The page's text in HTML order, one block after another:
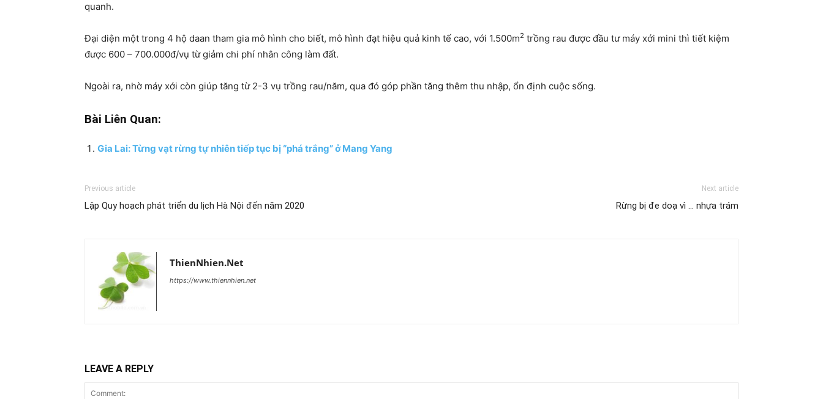
quanh.
Đại diện một trong 4 hộ daan tham gia mô hình cho biết, mô hình đạt hiệu quả kinh tế cao, với 1.500m2 trồng rau được đầu tư máy xới mini thì tiết kiệm
được 600 – 700.000đ/vụ từ giảm chi phí nhân công làm đất.
Ngoài ra, nhờ máy xới còn giúp tăng từ 2-3 vụ trồng rau/năm, qua đó góp phần tăng thêm thu nhập, ổn định cuộc sống.
Bài Liên Quan:
Gia Lai: Từng vạt rừng tự nhiên tiếp tục bị “phá trắng” ở Mang Yang
Previous article
Lập Quy hoạch phát triển du lịch Hà Nội đến năm 2020
Next article
Rừng bị đe doạ vì … nhựa trám
ThienNhien.Net
https://www.thiennhien.net
LEAVE A REPLY